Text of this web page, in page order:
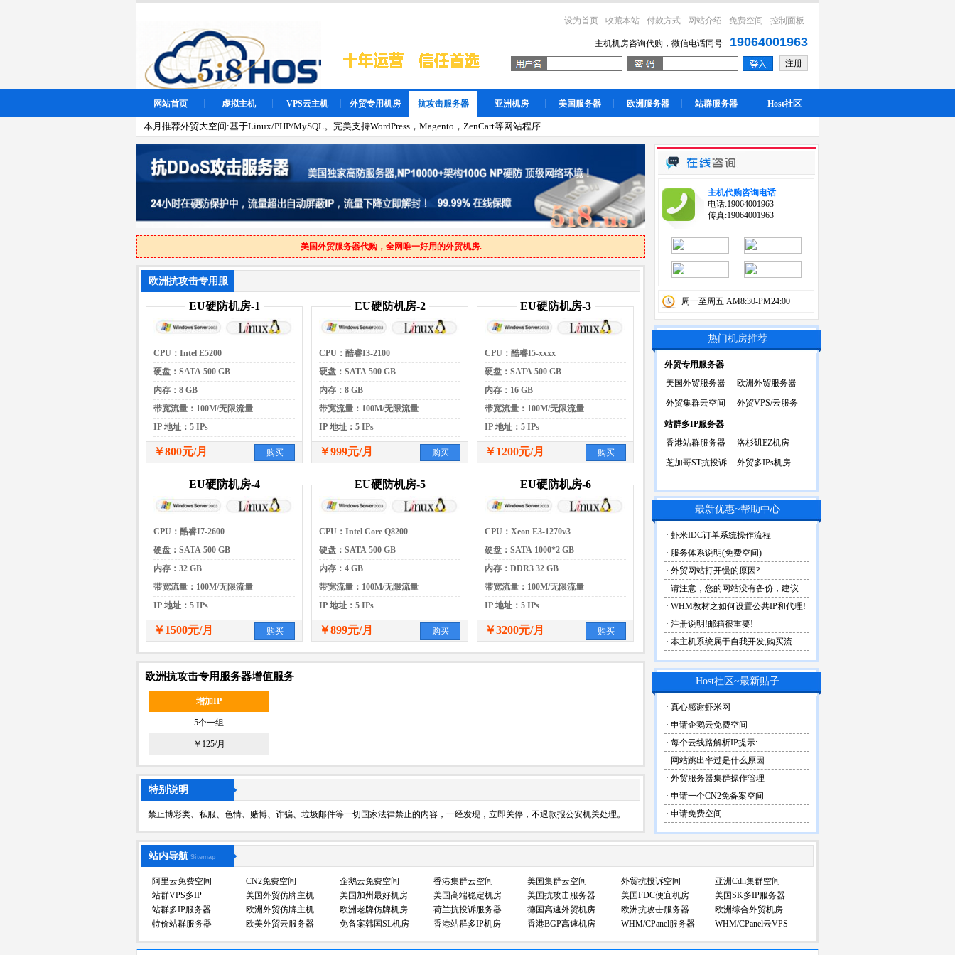
设为首页 收藏本站 付款方式 网站介绍 免费空间 控制面板
主机机房咨询代购，微信电话同号 19064001963
注册
网站首页 虚拟主机 VPS云主机 外贸专用机房 抗攻击服务器 亚洲机房 美国服务器 欧洲服务器 站群服务器 Host社区
本月推荐外贸大空间:基于Linux/PHP/MySQL。完美支持WordPress，Magento，ZenCart等网站程序.
美国外贸服务器代购，全网唯一好用的外贸机房.
欧洲抗攻击专用服
EU硬防机房-1
CPU：Intel E5200
硬盘：SATA 500 GB
内存：8 GB
带宽流量：100M/无限流量
IP 地址：5 IPs
￥800元/月 购买
EU硬防机房-2
CPU：酷睿I3-2100
硬盘：SATA 500 GB
内存：8 GB
带宽流量：100M/无限流量
IP 地址：5 IPs
￥999元/月 购买
EU硬防机房-3
CPU：酷睿I5-xxxx
硬盘：SATA 500 GB
内存：16 GB
带宽流量：100M/无限流量
IP 地址：5 IPs
￥1200元/月 购买
EU硬防机房-4
CPU：酷睿I7-2600
硬盘：SATA 500 GB
内存：32 GB
带宽流量：100M/无限流量
IP 地址：5 IPs
￥1500元/月 购买
EU硬防机房-5
CPU：Intel Core Q8200
硬盘：SATA 500 GB
内存：4 GB
带宽流量：100M/无限流量
IP 地址：5 IPs
￥899元/月 购买
EU硬防机房-6
CPU：Xeon E3-1270v3
硬盘：SATA 1000*2 GB
内存：DDR3 32 GB
带宽流量：100M/无限流量
IP 地址：5 IPs
￥3200元/月 购买
欧洲抗攻击专用服务器增值服务
增加IP
5个一组
￥125/月
特别说明
禁止博彩类、私服、色情、赌博、诈骗、垃圾邮件等一切国家法律禁止的内容，一经发现，立即关停，不退款报公安机关处理。
主机代购咨询电话
电话:19064001963
传真:19064001963
周一至周五 AM8:30-PM24:00
热门机房推荐
外贸专用服务器
美国外贸服务器
欧洲外贸服务器
外贸集群云空间
外贸VPS/云服务
站群多IP服务器
香港站群服务器
洛杉矶EZ机房
芝加哥ST抗投诉
外贸多IPs机房
最新优惠~帮助中心
· 虾米IDC订单系统操作流程
· 服务体系说明(免费空间)
· 外贸网站打开慢的原因?
· 请注意，您的网站没有备份，建议
· WHM教材之如何设置公共IP和代理!
· 注册说明!邮箱很重要!
· 本主机系统属于自我开发,购买流
Host社区~最新贴子
· 真心感谢虾米网
· 申请企鹅云免费空间
· 每个云线路解析IP提示:
· 网站跳出率过是什么原因
· 外贸服务器集群操作管理
· 申请一个CN2免备案空间
· 申请免费空间
站内导航 Sitemap
阿里云免费空间 CN2免费空间 企鹅云免费空间 香港集群云空间 美国集群云空间 外贸抗投诉空间
亚洲Cdn集群空间
站群VPS多IP
美国外贸仿牌主机 美国加州最好机房 美国高端稳定机房 美国抗攻击服务器 美国FDC便宜机房
美国SK多IP服务器
站群多IP服务器
欧洲外贸仿牌主机 欧洲老牌仿牌机房 荷兰抗投诉服务器 德国高速外贸机房 欧洲抗攻击服务器
欧洲综合外贸机房
特价站群服务器
欧美外贸云服务器 免备案韩国SL机房 香港站群多IP机房 香港BGP高速机房 WHM/CPanel服务器 WHM/CPanel云VPS